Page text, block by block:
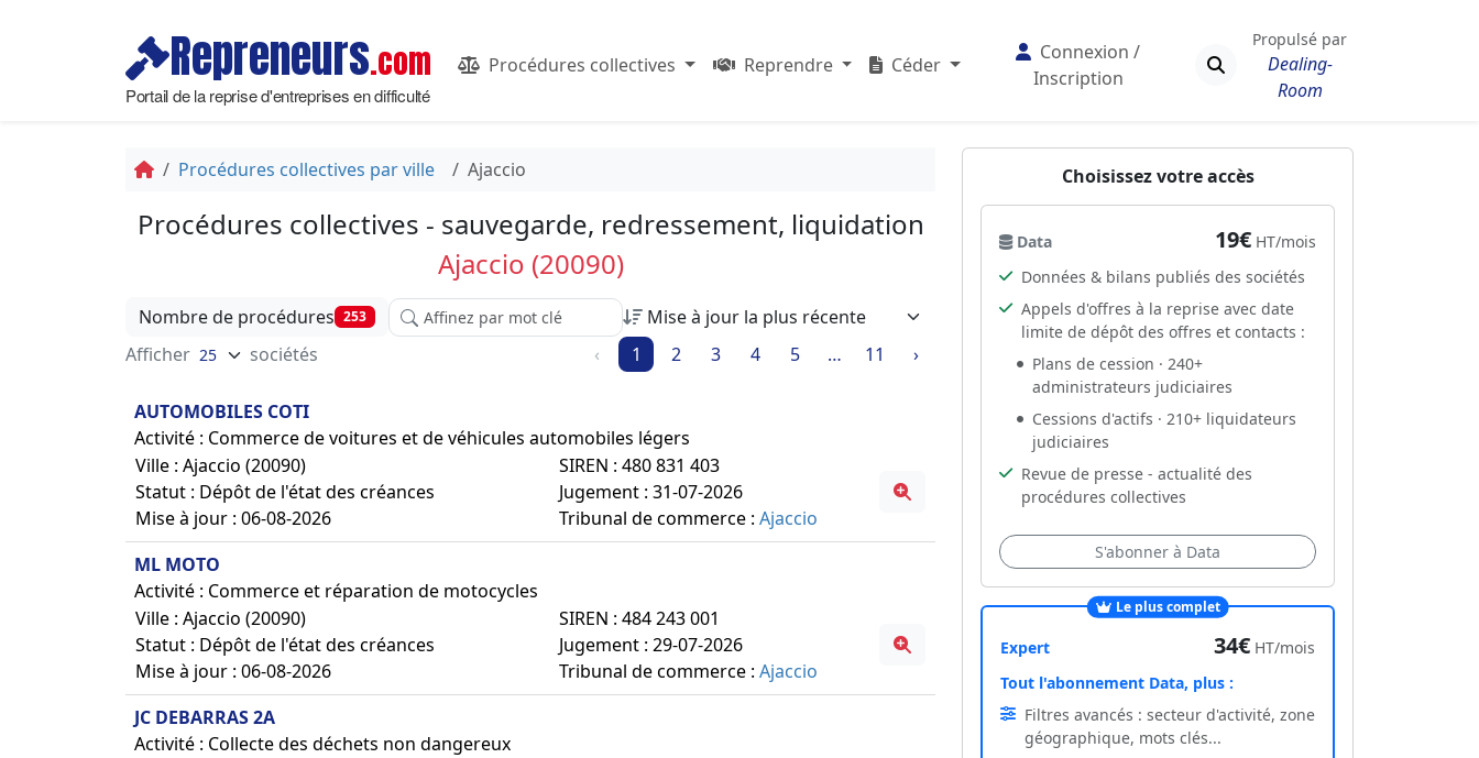
Repreneurs.com
Portail de la reprise d'entreprises en difficulté
Procédures collectives Reprendre Céder
Connexion /
Inscription
Propulsé par
Dealing-
Room
Procédures collectives par ville Ajaccio
Procédures collectives - sauvegarde, redressement, liquidation
Ajaccio (20090)
Nombre de procédures 253
Affinez votre recherche parmi les résultats :
Afficher
sociétés ‹ 1 2 3 4 5 … 11 ›
AUTOMOBILES COTI
Activité : Commerce de voitures et de véhicules automobiles légers
Ville : Ajaccio (20090)
Statut : Dépôt de l'état des créances
Mise à jour : 06-08-2026
SIREN : 480 831 403
Jugement : 31-07-2026
Tribunal de commerce : Ajaccio
ML MOTO
Activité : Commerce et réparation de motocycles
Ville : Ajaccio (20090)
Statut : Dépôt de l'état des créances
Mise à jour : 06-08-2026
SIREN : 484 243 001
Jugement : 29-07-2026
Tribunal de commerce : Ajaccio
JC DEBARRAS 2A
Activité : Collecte des déchets non dangereux
Choisissez votre accès
Data 19€ HT/mois
Données & bilans publiés des sociétés
Appels d'offres à la reprise avec date
limite de dépôt des offres et contacts :
Plans de cession · 240+
administrateurs judiciaires
Cessions d'actifs · 210+ liquidateurs
judiciaires
Revue de presse - actualité des
procédures collectives
S'abonner à Data
Le plus complet
Expert 34€ HT/mois
Tout l'abonnement Data, plus :
Filtres avancés : secteur d'activité, zone
géographique, mots clés...